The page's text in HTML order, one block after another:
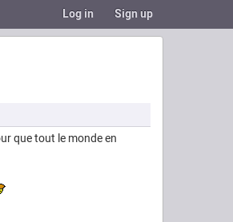
Log in Sign up
que tout le monde en